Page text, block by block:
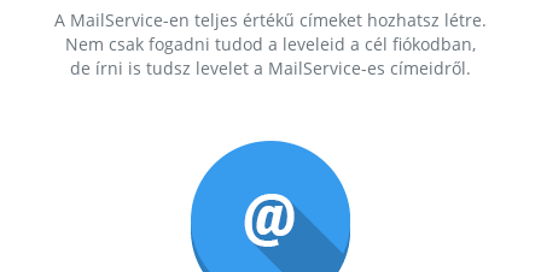
A MailService-en teljes értékű címeket hozhatsz létre.
Nem csak fogadni tudod a leveleid a cél fiókodban,
de írni is tudsz levelet a MailService-es címeidről.